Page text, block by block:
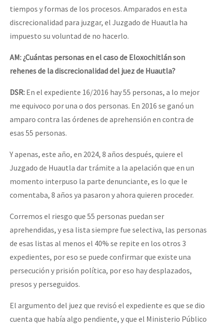
tiempos y formas de los procesos. Amparados en esta
discrecionalidad para juzgar, el Juzgado de Huautla ha
impuesto su voluntad de no hacerlo.
AM: ¿Cuántas personas en el caso de Eloxochitlán son
rehenes de la discrecionalidad del juez de Huautla?
DSR: En el expediente 16/2016 hay 55 personas, a lo mejor
me equivoco por una o dos personas. En 2016 se ganó un
amparo contra las órdenes de aprehensión en contra de
esas 55 personas.
Y apenas, este año, en 2024, 8 años después, quiere el
Juzgado de Huautla dar trámite a la apelación que en un
momento interpuso la parte denunciante, es lo que le
comentaba, 8 años ya pasaron y ahora quieren proceder.
Corremos el riesgo que 55 personas puedan ser
aprehendidas, y esa lista siempre fue selectiva, las personas
de esas listas al menos el 40% se repite en los otros 3
expedientes, por eso se puede confirmar que existe una
persecución y prisión política, por eso hay desplazados,
presos y perseguidos.
El argumento del juez que revisó el expediente es que se dio
cuenta que había algo pendiente, y que el Ministerio Público